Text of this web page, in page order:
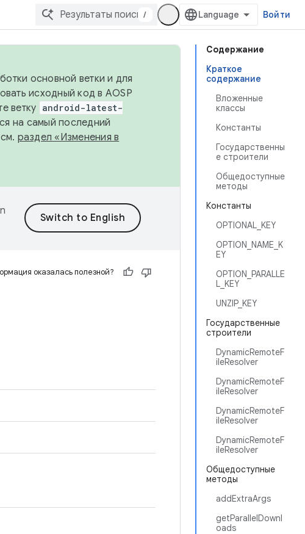
/ Войти
Содержание
Краткое
содержание
Вложенные
классы
Константы
Государственны
е строители
Общедоступные
методы
Константы
OPTIONAL_KEY
OPTION_NAME_K
EY
OPTION_PARALLE
L_KEY
UNZIP_KEY
Государственные
строители
DynamicRemoteF
ileResolver
DynamicRemoteF
ileResolver
DynamicRemoteF
ileResolver
DynamicRemoteF
ileResolver
Общедоступные
методы
addExtraArgs
getParallelDownl
oads
основной ветки и для
исходный код в AOSP
ветку android-latest-
на самый последний
раздел «Изменения в
оказалась полезной?